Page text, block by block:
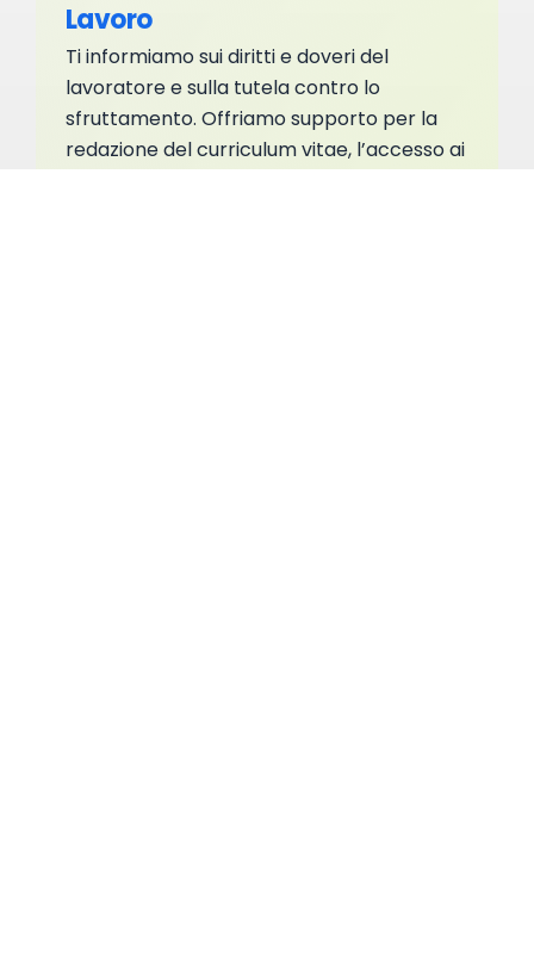
Lavoro
Ti informiamo sui diritti e doveri del
lavoratore e sulla tutela contro lo
sfruttamento. Offriamo supporto per la
redazione del curriculum vitae, l’accesso ai